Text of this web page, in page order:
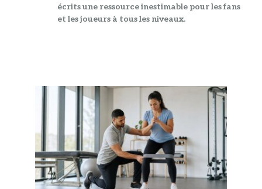
écrits une ressource inestimable pour les fans
et les joueurs à tous les niveaux.